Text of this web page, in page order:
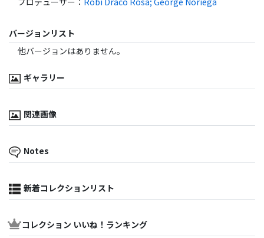
バージョンリスト
他バージョンはありません。
ギャラリー
関連画像
Notes
新着コレクションリスト
コレクション いいね！ランキング